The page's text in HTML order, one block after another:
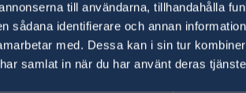
till användarna, tillhandahålla
sådana identifierare och annan
med. Dessa kan i sin tur
samlat in när du har använt deras